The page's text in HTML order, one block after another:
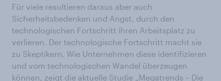
Für viele resultieren daraus aber auch
Sicherheitsbedenken und Angst, durch den
technologischen Fortschritt ihren Arbeitsplatz zu
verlieren. Der technologische Fortschritt macht sie
zu Skeptikern. Wie Unternehmen diese identifizieren
und vom technologischen Wandel überzeugen
können, zeigt die aktuelle Studie „Megatrends – Die